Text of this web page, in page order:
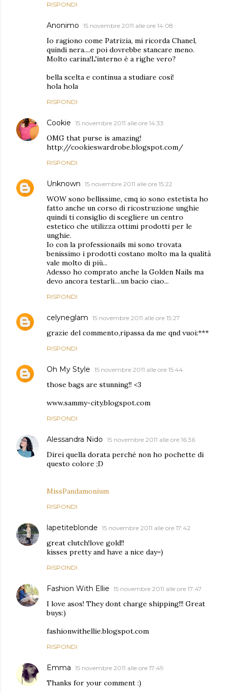
RISPONDI
Anonimo 15 novembre 2011 alle ore 14:08
Io ragiono come Patrizia, mi ricorda Chanel,
quindi nera....e poi dovrebbe stancare meno.
Molto carina!L'interno è a righe vero?
bella scelta e continua a studiare così!
hola hola
RISPONDI
Cookie 15 novembre 2011 alle ore 14:33
OMG that purse is amazing!
http://cookieswardrobe.blogspot.com/
RISPONDI
Unknown 15 novembre 2011 alle ore 15:22
WOW sono bellissime, cmq io sono estetista ho
fatto anche un corso di ricostruzione unghie
quindi ti consiglio di scegliere un centro
estetico che utilizza ottimi prodotti per le
unghie.
Io con la professionails mi sono trovata
benissimo i prodotti costano molto ma la qualità
vale molto di più...
Adesso ho comprato anche la Golden Nails ma
devo ancora testarli....un bacio ciao...
RISPONDI
celyneglam 15 novembre 2011 alle ore 15:27
grazie del commento,ripassa da me qnd vuoi:***
RISPONDI
Oh My Style 15 novembre 2011 alle ore 15:44
those bags are stunning!! <3
www.sammy-city.blogspot.com
RISPONDI
Alessandra Nido 15 novembre 2011 alle ore 16:36
Direi quella dorata perché non ho pochette di
questo colore ;D
MissPandamonium
RISPONDI
lapetiteblonde 15 novembre 2011 alle ore 17:42
great clutch!love gold!!
kisses pretty and have a nice day=)
RISPONDI
Fashion With Ellie 15 novembre 2011 alle ore 17:47
I love asos! They dont charge shipping!!! Great
buys:)
fashionwithellie.blogspot.com
RISPONDI
Emma 15 novembre 2011 alle ore 17:49
Thanks for your comment :)